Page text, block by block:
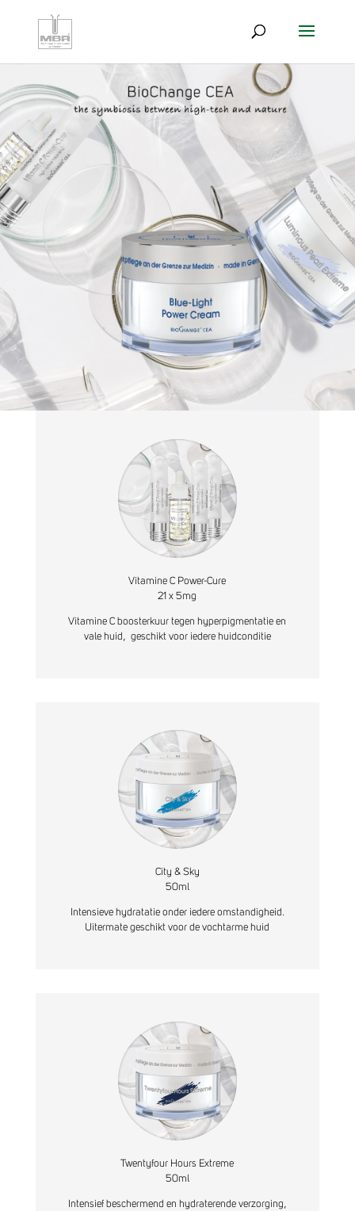
Vitamine C Power-Cure
21 x 5mg
Vitamine C boosterkuur tegen hyperpigmentatie en
vale huid, geschikt voor iedere huidconditie
City & Sky
50ml
Intensieve hydratatie onder iedere omstandigheid.
Uitermate geschikt voor de vochtarme huid
Twentyfour Hours Extreme
50ml
Intensief beschermend en hydraterende verzorging,